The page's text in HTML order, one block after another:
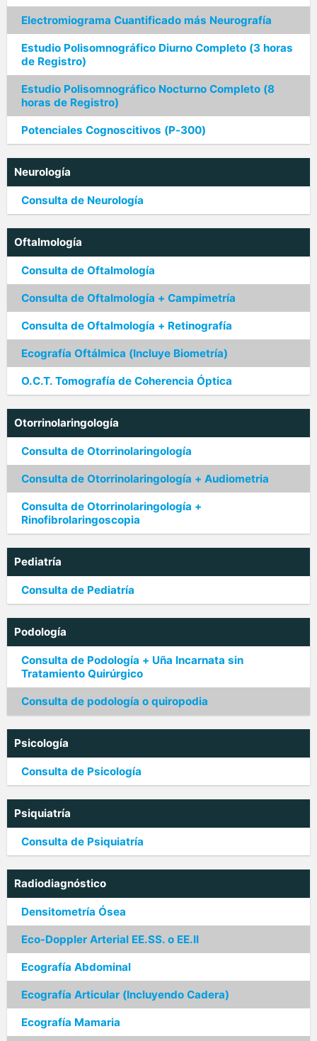
Electromiograma Cuantificado más Neurografía
Estudio Polisomnográfico Diurno Completo (3 horas
de Registro)
Estudio Polisomnográfico Nocturno Completo (8
horas de Registro)
Potenciales Cognoscitivos (P-300)
Neurología
Consulta de Neurología
Oftalmología
Consulta de Oftalmología
Consulta de Oftalmología + Campimetría
Consulta de Oftalmología + Retinografía
Ecografía Oftálmica (Incluye Biometría)
O.C.T. Tomografía de Coherencia Óptica
Otorrinolaringología
Consulta de Otorrinolaringología
Consulta de Otorrinolaringología + Audiometria
Consulta de Otorrinolaringología +
Rinofibrolaringoscopia
Pediatría
Consulta de Pediatría
Podología
Consulta de Podología + Uña Incarnata sin
Tratamiento Quirúrgico
Consulta de podología o quiropodia
Psicología
Consulta de Psicología
Psiquiatría
Consulta de Psiquiatría
Radiodiagnóstico
Densitometría Ósea
Eco-Doppler Arterial EE.SS. o EE.II
Ecografía Abdominal
Ecografía Articular (Incluyendo Cadera)
Ecografía Mamaria